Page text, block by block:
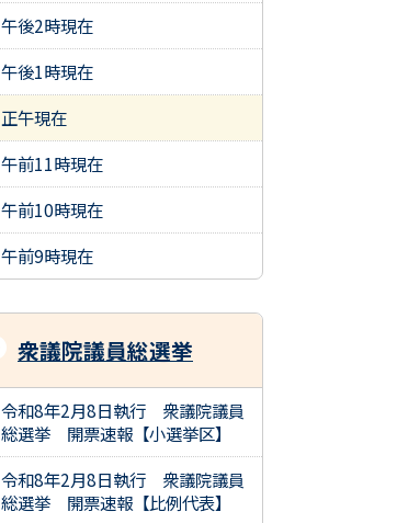
午後2時現在
午後1時現在
正午現在
午前11時現在
午前10時現在
午前9時現在
衆議院議員総選挙
令和8年2月8日執行 衆議院議員
総選挙 開票速報【小選挙区】
令和8年2月8日執行 衆議院議員
総選挙 開票速報【比例代表】